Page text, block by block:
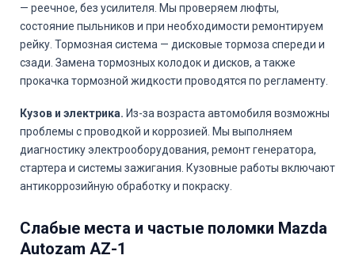
— реечное, без усилителя. Мы проверяем люфты,
состояние пыльников и при необходимости ремонтируем
рейку. Тормозная система — дисковые тормоза спереди и
сзади. Замена тормозных колодок и дисков, а также
прокачка тормозной жидкости проводятся по регламенту.
Кузов и электрика. Из-за возраста автомобиля возможны
проблемы с проводкой и коррозией. Мы выполняем
диагностику электрооборудования, ремонт генератора,
стартера и системы зажигания. Кузовные работы включают
антикоррозийную обработку и покраску.
Слабые места и частые поломки Mazda
Autozam AZ-1